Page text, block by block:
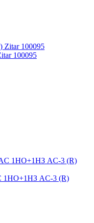
100095
1НО+1НЗ AC-3 (R)